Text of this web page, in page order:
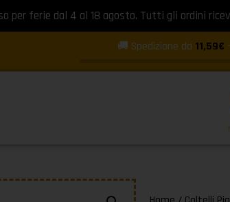
per ferie dal 4 al 18 agosto. Tutti gli ordini
🚚 Spedizione da 11,59€